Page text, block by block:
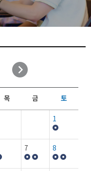
목 금 토
1
7 8